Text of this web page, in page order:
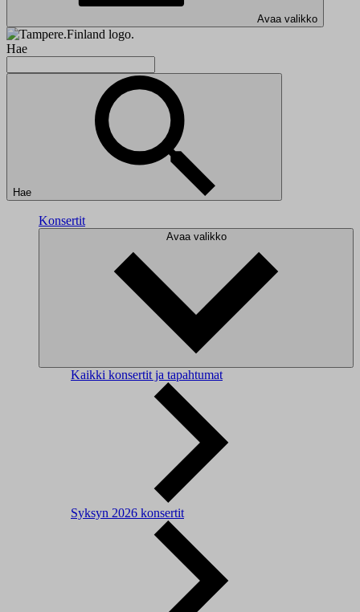
Avaa valikko
Hae
Hae
Konsertit
Avaa valikko
Kaikki konsertit ja tapahtumat
Syksyn 2026 konsertit